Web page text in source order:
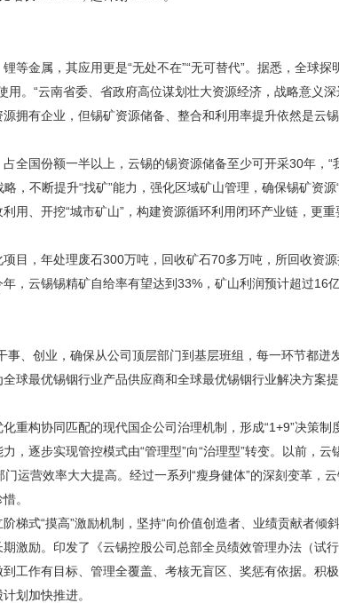
等金属，其应用更是“无处不在”“无可替代”。据悉，全球
用。“云南省委、省政府高位谋划壮大资源经济，战略意义
拥有企业，但锡矿资源储备、整合和利用率提升依然是云
全国份额一半以上，云锡的锡资源储备至少可开采30年，
，不断提升“找矿”能力，强化区域矿山管理，确保锡矿资
用、开挖“城市矿山”，构建资源循环利用闭环产业链，更
目，年处理废石300万吨，回收矿石70多万吨，所回收资
，云锡锡精矿自给率有望达到33%，矿山利润预计超过16亿
、创业，确保从公司顶层部门到基层班组，每一环节都迸
球最优锡铟行业产品供应商和全球最优锡铟行业解决方案
重构协同匹配的现代国企公司治理机制，形成“1+9”决策
，逐步实现管控模式由“管理型”向“治理型”转变。以前，云
运营效率大大提高。经过一系列“瘦身健体”的深刻变革，
。
梯式“摸高”激励机制，坚持“向价值创造者、业绩贡献者倾
激励。印发了《云锡控股公司总部全员绩效管理办法（试
工作有目标、管理全覆盖、考核无盲区、奖惩有依据。积
划加快推进。